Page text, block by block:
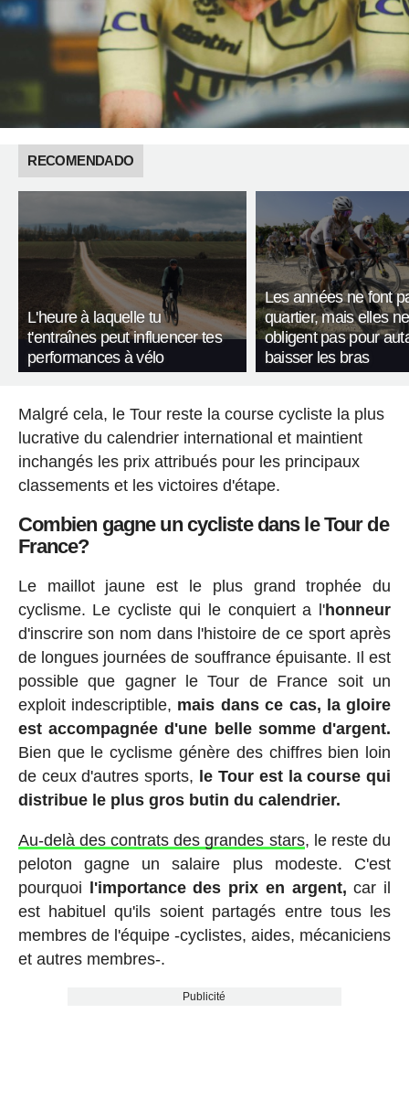
RECOMENDADO
L'heure à laquelle tu
t'entraînes peut influencer tes
performances à vélo
Les années ne font
quartier, mais elles
obligent pas pour
baisser les bras
Malgré cela, le Tour reste la course cycliste la plus
lucrative du calendrier international et maintient
inchangés les prix attribués pour les principaux
classements et les victoires d'étape.
Combien gagne un cycliste dans le Tour de
France?
Le maillot jaune est le plus grand trophée du
cyclisme. Le cycliste qui le conquiert a l'honneur
d'inscrire son nom dans l'histoire de ce sport après
de longues journées de souffrance épuisante. Il est
possible que gagner le Tour de France soit un
exploit indescriptible, mais dans ce cas, la gloire
est accompagnée d'une belle somme d'argent.
Bien que le cyclisme génère des chiffres bien loin
de ceux d'autres sports, le Tour est la course qui
distribue le plus gros butin du calendrier.
Au-delà des contrats des grandes stars, le reste du
peloton gagne un salaire plus modeste. C'est
pourquoi l'importance des prix en argent, car il
est habituel qu'ils soient partagés entre tous les
membres de l'équipe -cyclistes, aides, mécaniciens
et autres membres-.
Publicité